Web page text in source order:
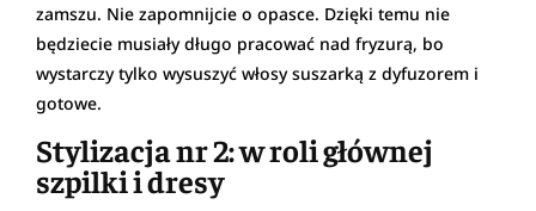
zamszu. Nie zapomnijcie o opasce. Dzięki temu nie
będziecie musiały długo pracować nad fryzurą, bo
wystarczy tylko wysuszyć włosy suszarką z dyfuzorem i
gotowe.
Stylizacja nr 2: w roli głównej
szpilki i dresy